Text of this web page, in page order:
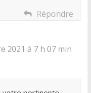
Répondre
2021 à 7 h 07 min